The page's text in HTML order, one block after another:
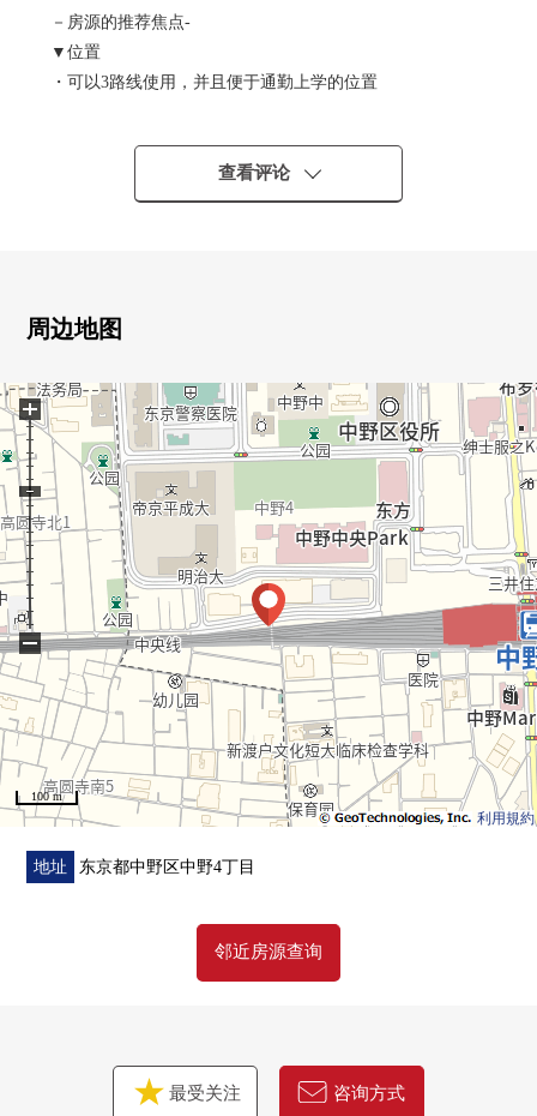
－房源的推荐焦点-
▼位置
・可以3路线使用，并且便于通勤上学的位置
野"车站步行6分钟
▼Mansion的特徴
・东急建设施工
・充实的共用部(Breeze/AIRS)
○派对房兼的贵宾室
(预订制，清扫、亚麻布交换等的实际费用负担有)
○研究房·Fitness Room(利用可24小时)
○家庭休息室/洗衣店
(可利用24小时洗衣店机器收费)
・有各层垃圾堆放处
・保护舒适的生活的安全
0附带彩色监视器的免持内部对讲机
0服务生系统
(供火灾、防止犯罪、非常警报，急救使用的按钮)
0防止犯罪感应器(除去门口门、最上階住戸的窗(FIX窗
的))
0防盗门系统0智能钥匙读取器
0监视照相机
▼房间的特徴
・房型3LDK+WIC+SIC
・1418尺寸的公共汽车
▼周边环境
・同四季的森公园邻接的绿丰富的居住环境
查看评论
周边地图
利用規約
100 m
+
−
地址 东京都中野区中野4丁目
邻近房源查询
最受关注 咨询方式